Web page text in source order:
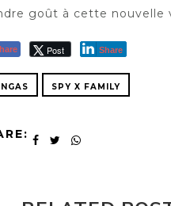
goût à cette nouvelle
Post Share
SPY X FAMILY